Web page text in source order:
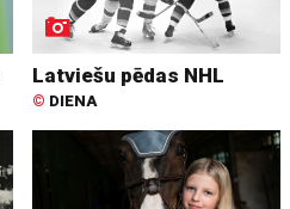
Latviešu pēdas NHL
© DIENA